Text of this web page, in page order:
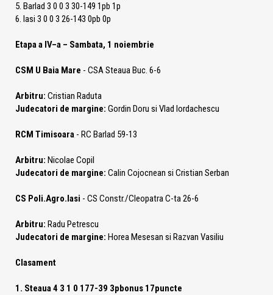
5. Barlad 3 0 0 3 30-149 1pb 1p
6. Iasi 3 0 0 3 26-143 0pb 0p
Etapa a IV–a – Sambata, 1 noiembrie
CSM U Baia Mare - CSA Steaua Buc. 6-6
Arbitru: Cristian Raduta
Judecatori de margine: Gordin Doru si Vlad Iordachescu
RCM Timisoara - RC Barlad 59-13
Arbitru: Nicolae Copil
Judecatori de margine: Calin Cojocnean si Cristian Serban
CS Poli.Agro.Iasi - CS Constr./Cleopatra C-ta 26-6
Arbitru: Radu Petrescu
Judecatori de margine: Horea Mesesan si Razvan Vasiliu
Clasament
1. Steaua 4 3 1 0 177-39 3pbonus 17puncte